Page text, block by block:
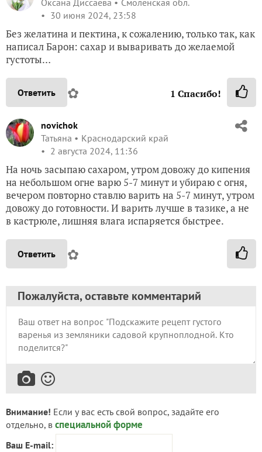
Оксана Диссаева
Смоленская обл.
30 июня 2024, 23:58
Без желатина и пектина, к сожалению, только так, как
написал Барон: сахар и вываривать до желаемой
густоты…
Ответить ✿ 1 Спасибо!
novichok
Татьяна
Краснодарский край
2 августа 2024, 11:36
На ночь засыпаю сахаром, утром довожу до кипения
на небольшом огне варю 5-7 минут и убираю с огня,
вечером повторно ставлю варить на 5-7 минут, утром
довожу до готовности. И варить лучше в тазике, а не
в кастрюле, лишняя влага испаряется быстрее.
Ответить ✿
Пожалуйста, оставьте комментарий
Внимание! Если у вас есть свой вопрос, задайте его
отдельно, в специальной форме
Ваш E-mail: